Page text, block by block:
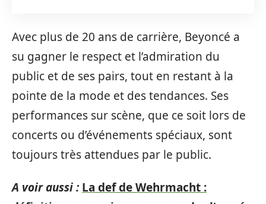
Avec plus de 20 ans de carrière, Beyoncé a
su gagner le respect et l’admiration du
public et de ses pairs, tout en restant à la
pointe de la mode et des tendances. Ses
performances sur scène, que ce soit lors de
concerts ou d’événements spéciaux, sont
toujours très attendues par le public.
A voir aussi : La def de Wehrmacht :